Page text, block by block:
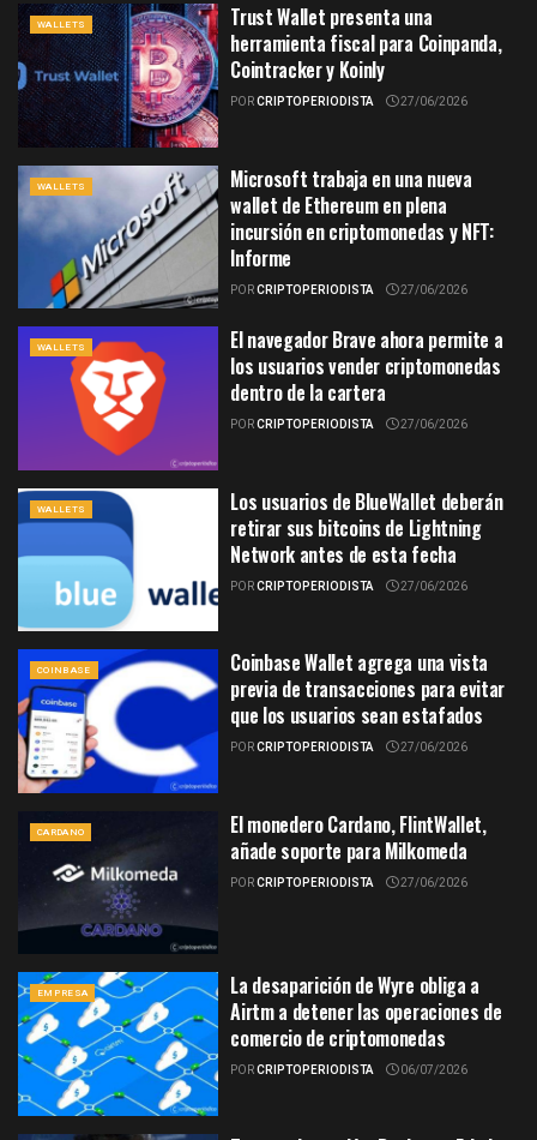
WALLETS
Trust Wallet presenta una
herramienta fiscal para Coinpanda,
Cointracker y Koinly
PORCRIPTOPERIODISTA 27/06/2026
WALLETS
Microsoft trabaja en una nueva
wallet de Ethereum en plena
incursión en criptomonedas y NFT:
Informe
PORCRIPTOPERIODISTA 27/06/2026
WALLETS
El navegador Brave ahora permite a
los usuarios vender criptomonedas
dentro de la cartera
PORCRIPTOPERIODISTA 27/06/2026
WALLETS
Los usuarios de BlueWallet deberán
retirar sus bitcoins de Lightning
Network antes de esta fecha
PORCRIPTOPERIODISTA 27/06/2026
COINBASE
Coinbase Wallet agrega una vista
previa de transacciones para evitar
que los usuarios sean estafados
PORCRIPTOPERIODISTA 27/06/2026
CARDANO
El monedero Cardano, FlintWallet,
añade soporte para Milkomeda
PORCRIPTOPERIODISTA 27/06/2026
EMPRESA
La desaparición de Wyre obliga a
Airtm a detener las operaciones de
comercio de criptomonedas
PORCRIPTOPERIODISTA 06/07/2026